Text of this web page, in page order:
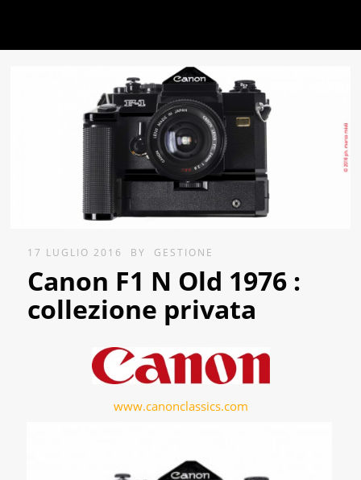
17 LUGLIO 2016 BY GESTIONE
Canon F1 N Old 1976 :
collezione privata
www.canonclassics.com